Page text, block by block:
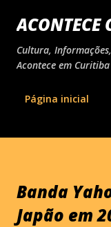
Pular
ACONTECE
Cultura,
Acontece em
Página inicial
Banda
Japão em